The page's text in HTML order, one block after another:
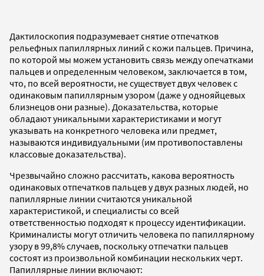
Дактилоскопия подразумевает снятие отпечатков
рельефных папиллярных линий с кожи пальцев. Причина,
по которой мы можем установить связь между опечатками
пальцев и определенным человеком, заключается в том,
что, по всей вероятности, не существует двух человек с
одинаковым папиллярным узором (даже у однояйцевых
близнецов они разные). Доказательства, которые
обладают уникальными характеристиками и могут
указывать на конкретного человека или предмет,
называются индивидуальными (им противопоставлены
классовые доказательства).
Чрезвычайно сложно рассчитать, какова вероятность
одинаковых отпечатков пальцев у двух разных людей, но
папиллярные линии считаются уникальной
характеристикой, и специалисты со всей
ответственностью подходят к процессу идентификации.
Криминалисты могут отличить человека по папиллярному
узору в 99,8% случаев, поскольку отпечатки пальцев
состоят из произвольной комбинации нескольких черт.
Папиллярные линии включают: